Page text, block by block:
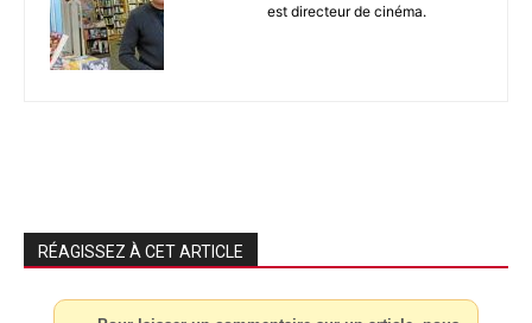
est directeur de cinéma.
RÉAGISSEZ À CET ARTICLE